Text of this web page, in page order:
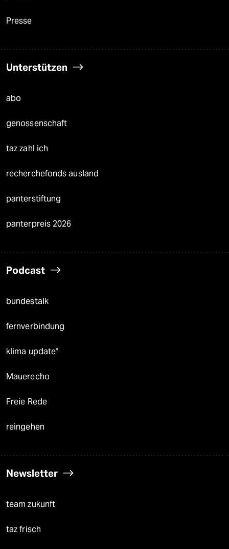
Presse
Unterstützen
abo
genossenschaft
taz zahl ich
recherchefonds ausland
panterstiftung
panterpreis 2026
Podcast
bundestalk
fernverbindung
klima update°
Mauerecho
Freie Rede
reingehen
Newsletter
team zukunft
taz frisch